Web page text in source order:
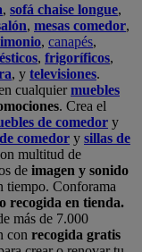
, sofá chaise longue,
, mesas comedor,
, canapés,
, frigoríficos,
, y televisiones.
cualquiermuebles
. Crea el
de comedor y
comedor y sillas de
multitud de
de imagen y sonido
tiempo. Conforama
recogida en tienda.
más de 7.000
con recogida gratis